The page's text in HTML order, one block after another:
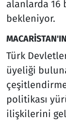
alanlarda 16
bekleniyor.
Türk
üyeliği
politikası
ilişkilerini